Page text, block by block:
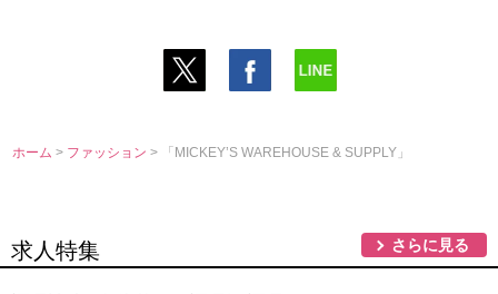
ホーム > ファッション> 「MICKEY’S WAREHOUSE & SUPPLY」
求人特集 さらに見る